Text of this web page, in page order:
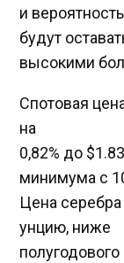
и
будут
высокими
Спотовая
на
0,82% до
минимума с
Цена серебра
унцию, ниже